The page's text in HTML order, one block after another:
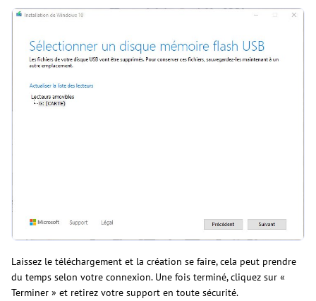
Laissez le téléchargement et la création se faire, cela peut prendre
du temps selon votre connexion. Une fois terminé, cliquez sur «
Terminer » et retirez votre support en toute sécurité.